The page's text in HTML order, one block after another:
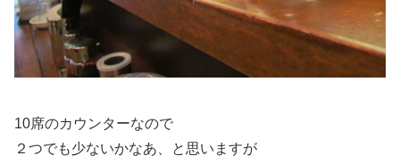
10席のカウンターなので
２つでも少ないかなあ、と思いますが